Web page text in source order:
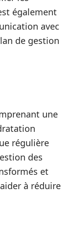
également
avec
de gestion
une
régulière
des
et
à réduire